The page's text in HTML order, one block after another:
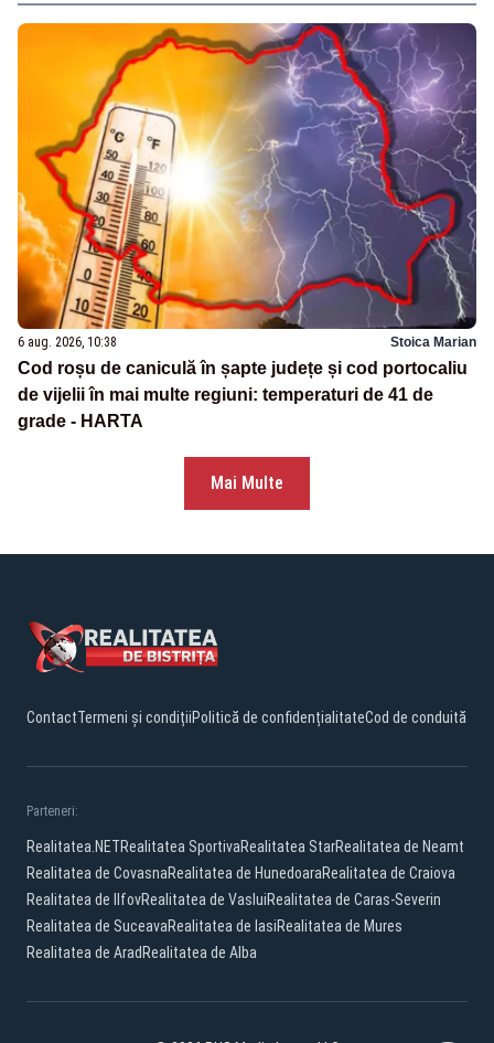
6 aug. 2026, 10:38 Stoica Marian
Cod roșu de caniculă în șapte județe și cod portocaliu
de vijelii în mai multe regiuni: temperaturi de 41 de
grade - HARTA
Mai Multe
ContactTermeni și condițiiPolitică de confidențialitateCod de conduită
Parteneri:
Realitatea.NETRealitatea SportivaRealitatea StarRealitatea de Neamt
Realitatea de CovasnaRealitatea de HunedoaraRealitatea de Craiova
Realitatea de IlfovRealitatea de VasluiRealitatea de Caras-Severin
Realitatea de SuceavaRealitatea de IasiRealitatea de Mures
Realitatea de Arad Realitatea de Alba